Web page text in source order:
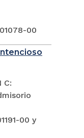
00
C:
00 y